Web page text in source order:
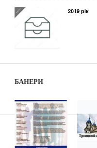
2019 рік
БАНЕРИ